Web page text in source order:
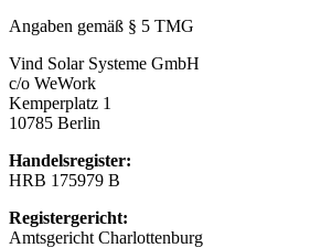
Angaben gemäß § 5 TMG
Vind Solar Systeme GmbH
c/o WeWork
Kemperplatz 1
10785 Berlin
Handelsregister:
HRB 175979 B
Registergericht:
Amtsgericht Charlottenburg